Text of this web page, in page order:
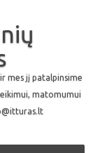
mes jį patalpinsime
matomumui